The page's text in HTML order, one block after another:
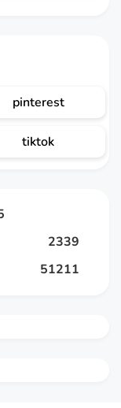
pinterest
tiktok
2339
51211